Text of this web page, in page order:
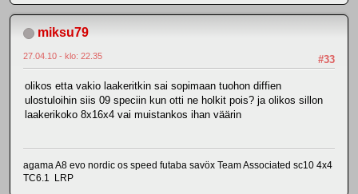
miksu79
#33
27.04.10 - klo: 22.35
olikos etta vakio laakeritkin sai sopimaan tuohon diffien
ulostuloihin siis 09 speciin kun otti ne holkit pois? ja olikos sillon
laakerikoko 8x16x4 vai muistankos ihan väärin
agama A8 evo nordic os speed futaba savöx Team Associated sc10 4x4
TC6.1 LRP